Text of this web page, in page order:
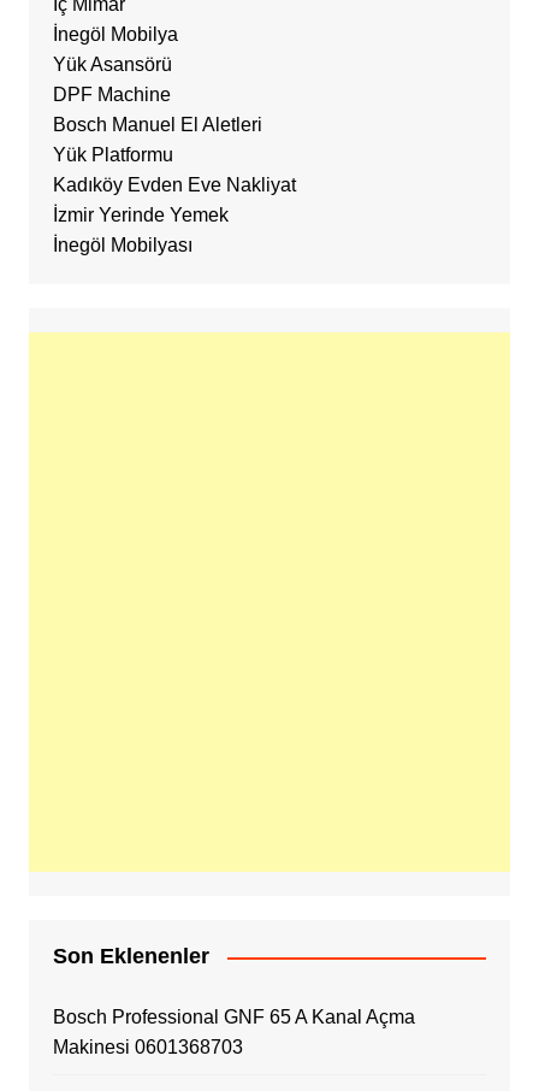
İç Mimar
İnegöl Mobilya
Yük Asansörü
DPF Machine
Bosch Manuel El Aletleri
Yük Platformu
Kadıköy Evden Eve Nakliyat
İzmir Yerinde Yemek
İnegöl Mobilyası
Son Eklenenler
Bosch Professional GNF 65 A Kanal Açma
Makinesi 0601368703